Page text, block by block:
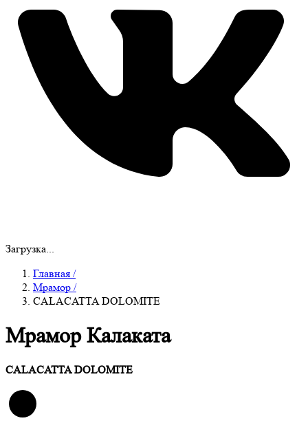
Загрузка...
Главная /
Мрамор /
CALACATTA DOLOMITE
Мрамор Калаката
CALACATTA DOLOMITE